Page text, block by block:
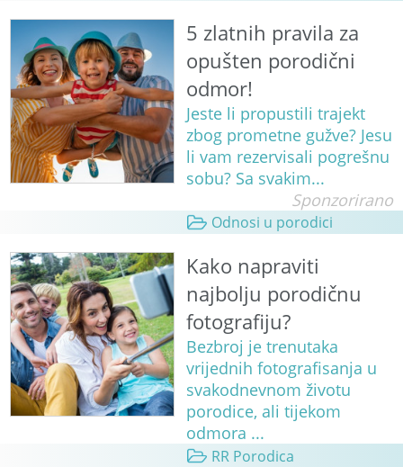
5 zlatnih pravila za
opušten porodični
odmor!
Jeste li propustili trajekt
zbog prometne gužve? Jesu
li vam rezervisali pogrešnu
sobu? Sa svakim...
Sponzorirano
Odnosi u porodici
Kako napraviti
najbolju porodičnu
fotografiju?
Bezbroj je trenutaka
vrijednih fotografisanja u
svakodnevnom životu
porodice, ali tijekom
odmora ...
RR Porodica